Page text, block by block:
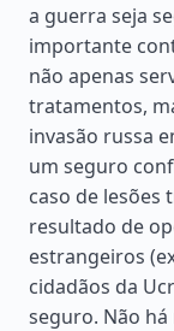
a guerra seja
importante
não apenas
tratamentos,
invasão russa
um seguro
caso de lesões
resultado de
estrangeiros
cidadãos da
seguro. Não